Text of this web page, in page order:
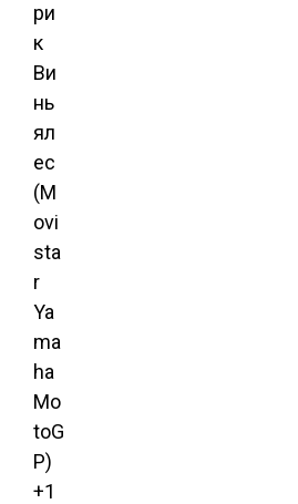
ри
к
Ви
нь
ял
ес
(M
ovi
sta
r
Ya
ma
ha
Mo
toG
P)
+1